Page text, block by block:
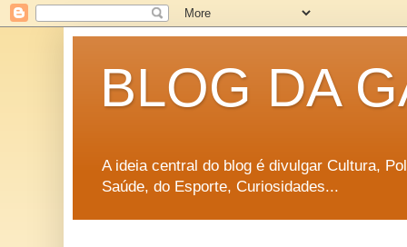
BLOG DA
A ideia central do blog é divulgar Cultura,
Saúde, do Esporte, Curiosidades...